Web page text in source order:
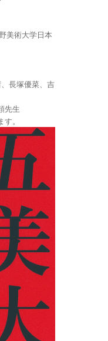
美術大学日本
長塚優菜、吉
先生
。